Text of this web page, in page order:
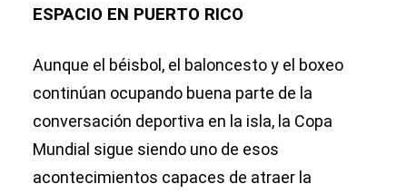
ESPACIO EN PUERTO RICO
Aunque el béisbol, el baloncesto y el boxeo
continúan ocupando buena parte de la
conversación deportiva en la isla, la Copa
Mundial sigue siendo uno de esos
acontecimientos capaces de atraer la